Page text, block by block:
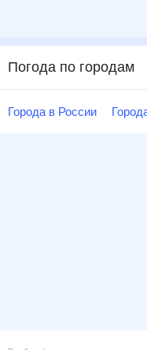
Погода по городам
Города в России